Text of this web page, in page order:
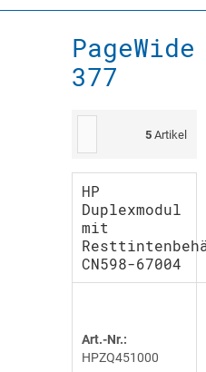
PageWide
377
5 Artikel
HP
Duplexmodul
mit
CN598-67004
Art.-Nr.:
HPZQ451000